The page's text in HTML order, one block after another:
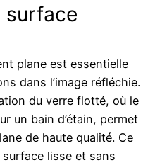
surface
plane est essentielle
dans l’image réfléchie.
du verre flotté, où le
un bain d’étain, permet
de haute qualité. Ce
lisse et sans